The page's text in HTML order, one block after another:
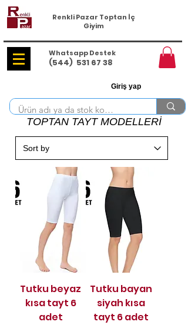
Renkli Pazar Toptan İç
Giyim
Whatsapp Destek
(544) 531 67 38
Giriş yap
TOPTAN TAYT MODELLERİ
Tutku beyaz
kısa tayt 6
adet
Tutku bayan
siyah kısa
tayt 6 adet